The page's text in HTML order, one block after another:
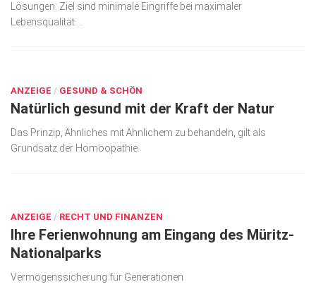
Lösungen. Ziel sind minimale Eingriffe bei maximaler
Lebensqualität....
ANZEIGE / GESUND & SCHÖN
Natürlich gesund mit der Kraft der Natur
Das Prinzip, Ähnliches mit Ähnlichem zu behandeln, gilt als
Grundsatz der Homöopathie.
ANZEIGE / RECHT UND FINANZEN
Ihre Ferien­wohnung am Ein­gang des Müritz-
Natio­nal­­parks
Vermögens­sicherung für Generationen